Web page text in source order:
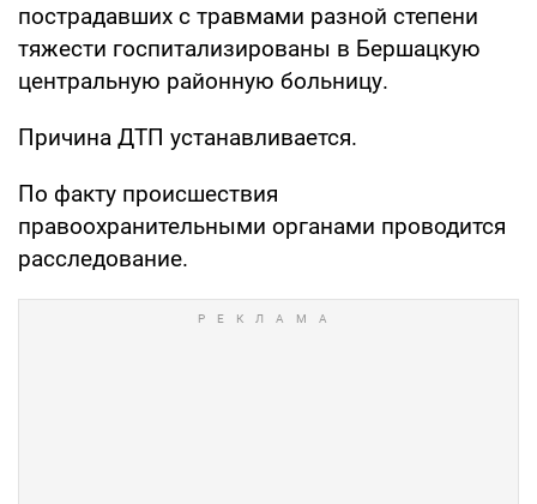
пострадавших с травмами разной степени
тяжести госпитализированы в Бершацкую
центральную районную больницу.
Причина ДТП устанавливается.
По факту происшествия
правоохранительными органами проводится
расследование.